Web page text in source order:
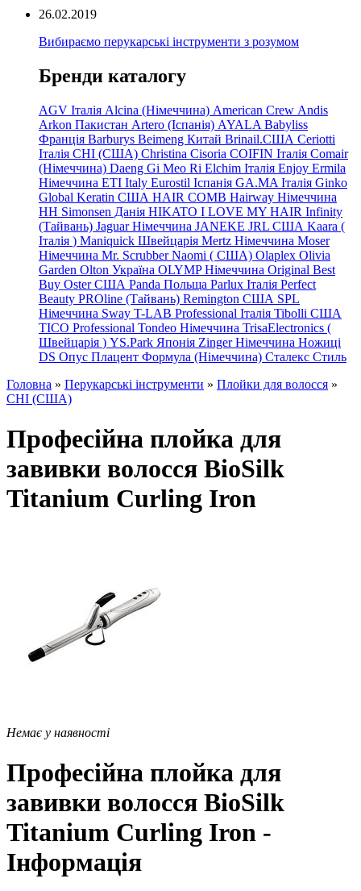
26.02.2019
Вибираємо перукарські інструменти з розумом
Бренди каталогу
AGV Італія Alcina (Німеччина) American Crew Andis
Arkon Пакистан Artero (Іспанія) AYALA Babyliss
Франція Barburys Beimeng Китай Brinail.США Ceriotti
Італія CHI (США) Christina Cisoria COIFIN Італія Comair
(Німеччина) Daeng Gi Meo Ri Elchim Італія Enjoy Ermila
Німеччина ETI Italy Eurostil Іспанія GA.MA Італія Ginko
Global Keratin США HAIR COMB Hairway Німеччина
HH Simonsen Данія HIKATO I LOVE MY HAIR Infinity
(Тайвань) Jaguar Німеччина JANEKE JRL США Kaara (
Італія ) Maniquick Швейцарія Mertz Німеччина Moser
Німеччина Mr. Scrubber Naomi ( США) Olaplex Olivia
Garden Olton Україна OLYMP Німеччина Original Best
Buy Oster США Panda Польща Parlux Італія Perfect
Beauty PROline (Тайвань) Remington США SPL
Німеччина Sway T-LAB Professional Італія Tibolli США
TICO Professional Tondeo Німеччина TrisaElectronics (
Швейцарія ) YS.Park Японія Zinger Німеччина Ножиці
DS Опус Плацент Формула (Німеччина) Сталекс Стиль
Головна » Перукарські інструменти » Плойки для волосся »
CHI (США)
Професійна плойка для
завивки волосся BioSilk
Titanium Curling Iron
Немає у наявності
Професійна плойка для
завивки волосся BioSilk
Titanium Curling Iron -
Інформація